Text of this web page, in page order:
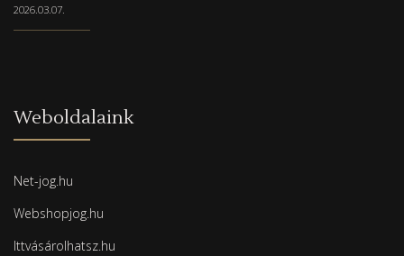
2026.03.07.
Weboldalaink
Net-jog.hu
Webshopjog.hu
Ittvásárolhatsz.hu